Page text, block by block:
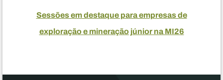
Sessões em destaque para empresas de
exploração e mineração júnior na MI26